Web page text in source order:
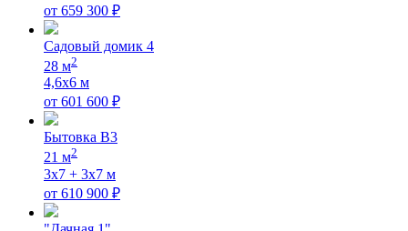
от 659 300 ₽
Садовый домик 4
28 м2
4,6х6 м
от 601 600 ₽
Бытовка В3
21 м2
3х7 + 3х7 м
от 610 900 ₽